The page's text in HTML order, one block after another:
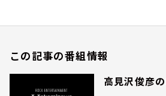
この記事の番組情報
高見沢俊彦